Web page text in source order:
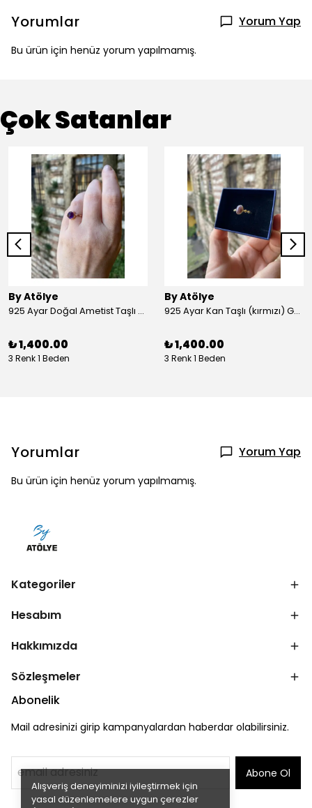
Alışveriş deneyiminizi iyileştirmek için
yasal düzenlemelere uygun çerezler
Yorumlar Yorum Yap
Bu ürün için henüz yorum yapılmamış.
Çok Satanlar
By Atölye
925 Ayar Doğal Ametist Taşlı Yuvarlak Gümüş Yüzük
₺ 1,400.00
3 Renk 1 Beden
By Atölye
925 Ayar Kan Taşlı (kırmızı) Gümüş Yüzük
₺ 1,400.00
3 Renk 1 Beden
Yorumlar Yorum Yap
Bu ürün için henüz yorum yapılmamış.
Kategoriler
Hesabım
Hakkımızda
Sözleşmeler
Abonelik
Mail adresinizi girip kampanyalardan haberdar olabilirsiniz.
Abone Ol